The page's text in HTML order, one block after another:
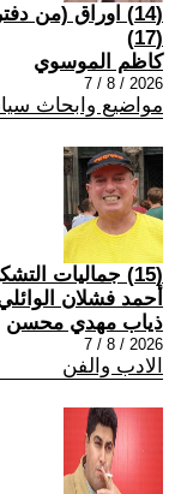
(14) اوراق (من
(17)
كاظم الموسوي
2026 / 8 / 7
مواضيع وابحاث
(15) جماليات
أحمد فشلان
ذياب مهدي محسن
2026 / 8 / 7
الادب والفن